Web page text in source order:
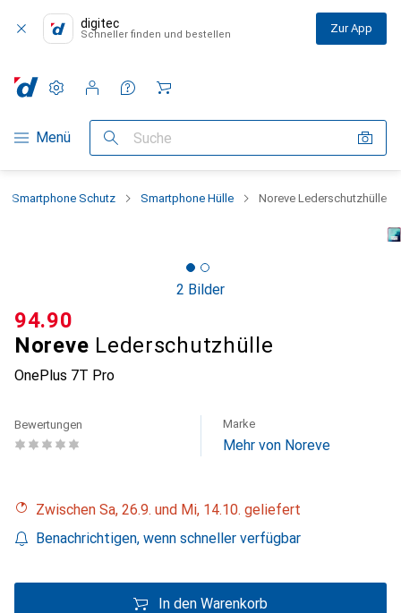
digitec
Schneller finden und bestellen Zur App
Navigation nach Kategorien
Menü Suche
Einstellungen
Kundenkonto
Vergleichslisten
Merklisten
Warenkorb
Smartphone Schutz Smartphone Hülle Noreve Lederschutzhülle
2 Bilder
Noreve Lederschutzhülle
OnePlus 7T Pro
CHF
94.90
Bewertungen Marke
Mehr von Noreve
Zwischen Sa, 26.9. und Mi, 14.10. geliefert
Benachrichtigen, wenn schneller verfügbar
In den Warenkorb